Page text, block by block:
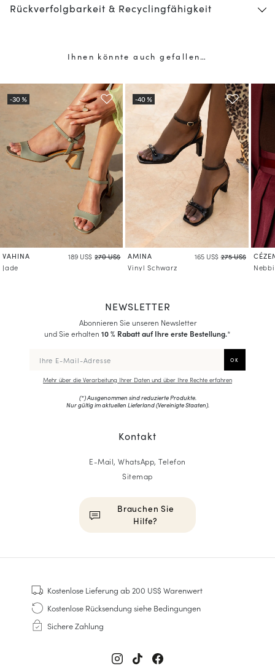
Rückverfolgbarkeit & Recyclingfähigkeit
Ihnen könnte auch gefallen…
VAHINA 189 US$ 270 US$
Jade
AMINA 165 US$ 275 US$
Vinyl Schwarz
NEWSLETTER
Abonnieren Sie unseren Newsletter
und Sie erhalten 10 % Rabatt auf Ihre erste Bestellung.*
Mehr über die Verarbeitung Ihrer Daten und über Ihre Rechte erfahren
(*) Ausgenommen sind reduzierte Produkte.
Nur gültig im aktuellen Lieferland (Vereinigte Staaten).
Kontakt
E-Mail, WhatsApp, Telefon
Sitemap
Brauchen Sie
Hilfe?
Sneakers
Goodyear genäht
Derbys & Richelieu
Richelieu-Herrenschuhe
Kostenlose Lieferung ab 200 US$ Warenwert
Kostenlose Rücksendung siehe Bedingungen
Sichere Zahlung
Mehr über die Verarbeitung Ihrer Daten und über Ihre Rechte erfahren